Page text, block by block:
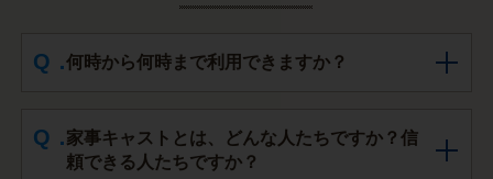
何時から何時まで利用できますか？
家事キャストとは、どんな人たちですか？信
頼できる人たちですか？